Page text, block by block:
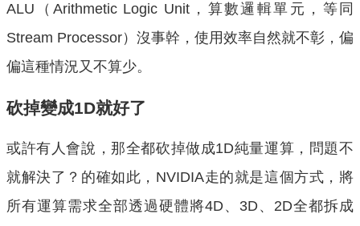
ALU（Arithmetic Logic Unit，算數邏輯單元，等同
Stream Processor）沒事幹，使用效率自然就不彰，偏
偏這種情況又不算少。
砍掉變成1D就好了
或許有人會說，那全都砍掉做成1D純量運算，問題不
就解決了？的確如此，NVIDIA走的就是這個方式，將
所有運算需求全部透過硬體將4D、3D、2D全都拆成